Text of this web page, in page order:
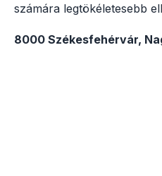
számára legtökéletesebb
8000 Székesfehérvár,